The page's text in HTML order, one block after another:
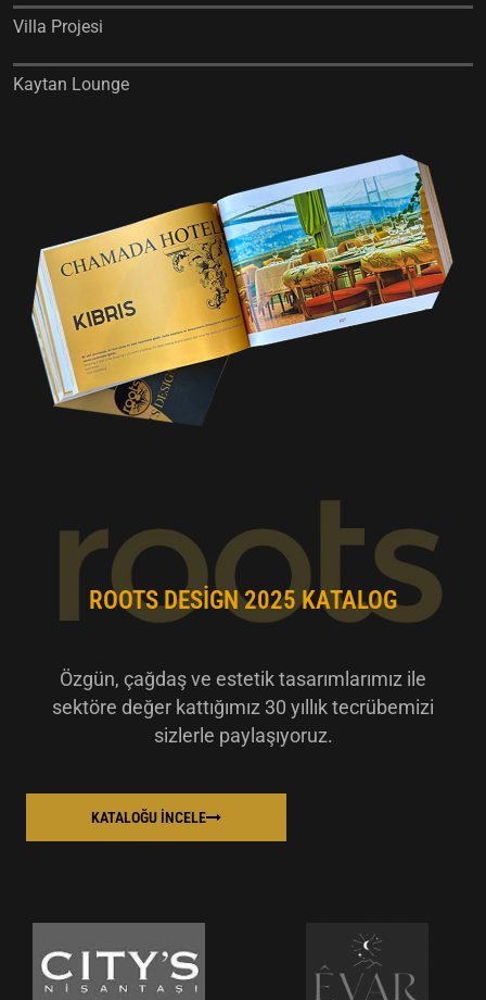
Villa Projesi
Kaytan Lounge
ROOTS DESIGN 2025 KATALOG
Özgün, çağdaş ve estetik tasarımlarımız ile
sektöre değer kattığımız 30 yıllık tecrübemizi
sizlerle paylaşıyoruz.
KATALOĞU İNCELE